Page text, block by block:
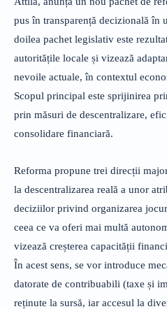
pus în transparență decizională în
doilea pachet legislativ este
autoritățile locale și vizează
nevoile actuale, în contextul
Scopul principal este sprijinirea
prin măsuri de descentralizare,
consolidare financiară.
Reforma propune trei direcții
la descentralizarea reală a unor
deciziilor privind organizarea
ceea ce va oferi mai multă
vizează creșterea capacității
În acest sens, se vor introduce
datorate de contribuabili (taxe și
reținute la sursă, iar accesul la